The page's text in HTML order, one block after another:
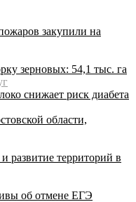
закупили на
зерновых: 54,1 тыс. га
снижает риск диабета
области,
развитие территорий в
об отмене ЕГЭ